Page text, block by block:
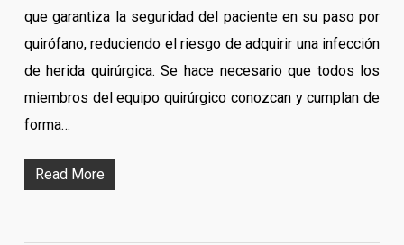
que garantiza la seguridad del paciente en su paso por
quirófano, reduciendo el riesgo de adquirir una infección
de herida quirúrgica. Se hace necesario que todos los
miembros del equipo quirúrgico conozcan y cumplan de
forma…
Read More